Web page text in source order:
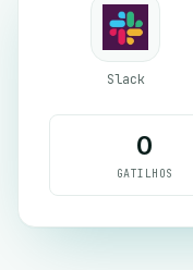
Slack
0
GATILHOS